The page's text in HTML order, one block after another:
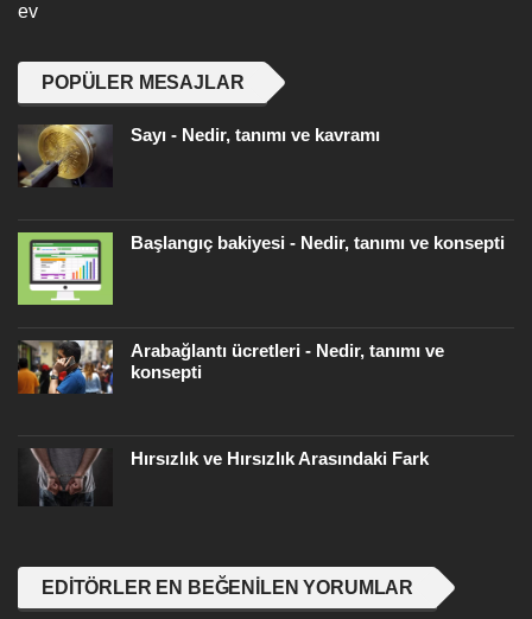
ev
POPÜLER MESAJLAR
Sayı - Nedir, tanımı ve kavramı
Başlangıç ​​bakiyesi - Nedir, tanımı ve konsepti
Arabağlantı ücretleri - Nedir, tanımı ve
konsepti
Hırsızlık ve Hırsızlık Arasındaki Fark
EDITÖRLER EN BEĞENILEN YORUMLAR